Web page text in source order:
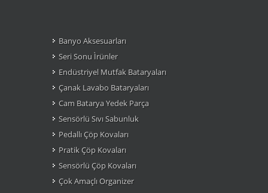
Banyo Aksesuarları
Seri Sonu Ìrünler
Endüstriyel Mutfak Bataryaları
Çanak Lavabo Bataryaları
Cam Batarya Yedek Parça
Sensörlü Sıvı Sabunluk
Pedallı Çöp Kovaları
Pratik Çöp Kovaları
Sensörlü Çöp Kovaları
Çok Amaçlı Organizer